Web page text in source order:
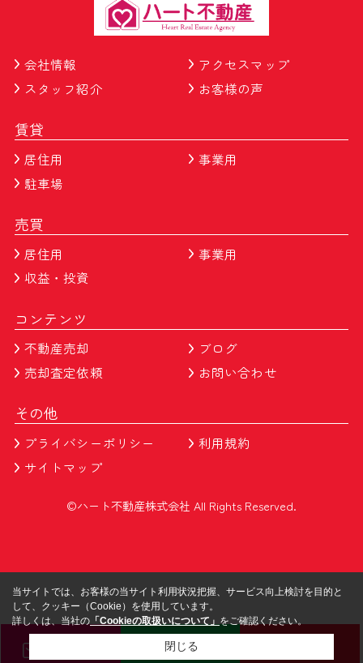
LINE
会社情報
アクセスマップ
スタッフ紹介
お客様の声
賃貸
居住用
事業用
駐車場
売買
居住用
事業用
収益・投資
コンテンツ
不動産売却
ブログ
売却査定依頼
お問い合わせ
その他
プライバシーポリシー
利用規約
サイトマップ
©ハート不動産株式会社 All Rights Reserved.
当サイトでは、お客様の当サイト利用状況把握、サービス向上検討を目的と
して、クッキー（Cookie）を使用しています。
詳しくは、当社の 「Cookieの取扱いについて」 をご確認ください。
閉じる